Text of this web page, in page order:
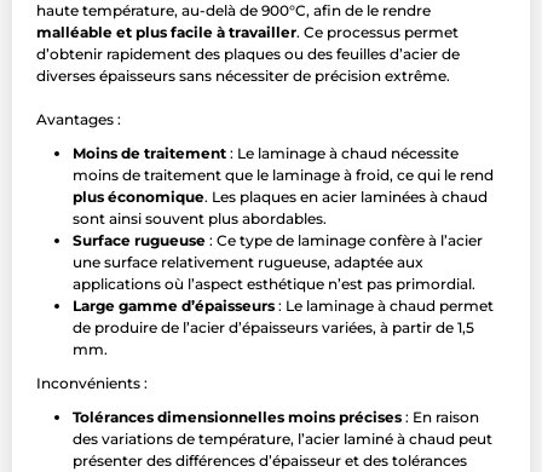
haute température, au-delà de 900°C, afin de le rendre
malléable et plus facile à travailler. Ce processus permet
d’obtenir rapidement des plaques ou des feuilles d’acier de
diverses épaisseurs sans nécessiter de précision extrême.
Avantages :
Moins de traitement : Le laminage à chaud nécessite
moins de traitement que le laminage à froid, ce qui le rend
plus économique. Les plaques en acier laminées à chaud
sont ainsi souvent plus abordables.
Surface rugueuse : Ce type de laminage confère à l’acier
une surface relativement rugueuse, adaptée aux
applications où l’aspect esthétique n’est pas primordial.
Large gamme d’épaisseurs : Le laminage à chaud permet
de produire de l’acier d’épaisseurs variées, à partir de 1,5
mm.
Inconvénients :
Tolérances dimensionnelles moins précises : En raison
des variations de température, l’acier laminé à chaud peut
présenter des différences d’épaisseur et des tolérances